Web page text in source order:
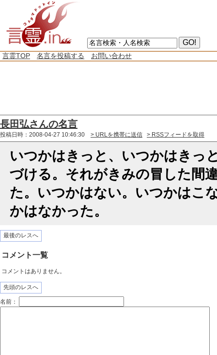
言霊TOP 名言を投稿する お問い合わせ
長田弘さんの名言
投稿日時：2008-04-27 10:46:30 > URLを携帯に送信 > RSSフィードを取得
いつかはきっと、いつかはきっ
づける。それがきみの冒した間
た。いつかはない。いつかはこ
かはなかった。
最後のレスへ
コメント一覧
コメントはありません。
先頭のレスへ
名前：